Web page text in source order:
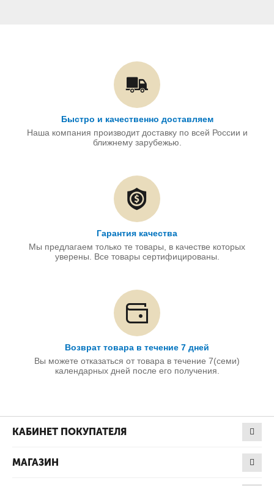
Быстро и качественно доставляем
Наша компания производит доставку по всей России и
ближнему зарубежью.
Гарантия качества
Мы предлагаем только те товары, в качестве которых
уверены. Все товары сертифицированы.
Возврат товара в течение 7 дней
Вы можете отказаться от товара в течение 7(семи)
календарных дней после его получения.
КАБИНЕТ ПОКУПАТЕЛЯ
МАГАЗИН